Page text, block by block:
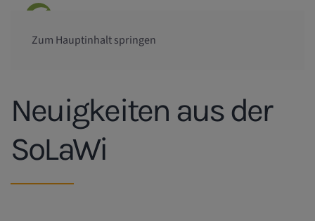
Zum Hauptinhalt springen
Neuigkeiten aus der
SoLaWi